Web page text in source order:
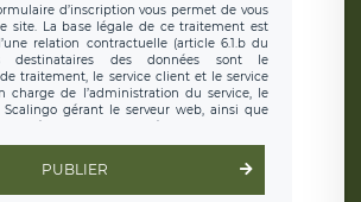
d’inscription vous permet de vous
site. La base légale de ce traitement est
relation contractuelle (article 6.1.b du
destinataires des données sont le
traitement, le service client et le service
charge de l’administration du service, le
Scalingo gérant le serveur web, ainsi que
légalement autorisée. Le formulaire
est hébergé sur un serveur hébergé par
clauses de
au RGPD
. Les données collectées
jusqu’à ce que l’Internaute en sollicite la
PUBLIER